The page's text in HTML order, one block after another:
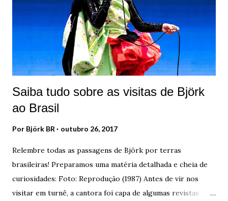
então trouxe muitas memórias desse período. Eu
funcionava muito pelo impulso e instinto". Foto: Jean-
Baptiste Mondino. Para Björk, as palavras que descrevem
"Debut" são: Tímido, iniciante, o mensageiro, humildade,
prata, mohair (ou ango...
Saiba tudo sobre as visitas de Björk
ao Brasil
Por Björk BR outubro 26, 2017
Relembre todas as passagens de Björk por terras
brasileiras! Preparamos uma matéria detalhada e cheia de
curiosidades: Foto: Reprodução (1987) Antes de vir nos
visitar em turnê, a cantora foi capa de algumas revistas